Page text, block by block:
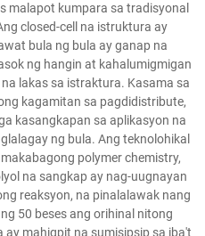
malapot kumpara sa tradisyonal
closed-cell na istruktura ay
bula ng bula ay ganap na
ng hangin at kahalumigmigan
lakas sa istraktura. Kasama sa
kagamitan sa pagdidistribute,
kasangkapan sa aplikasyon na
ng bula. Ang teknolohikal
polymer chemistry,
na sangkap ay nag-uugnayan
reaksyon, na pinalalawak nang
50 beses ang orihinal nitong
ay mahigpit na sumisipsip sa iba't